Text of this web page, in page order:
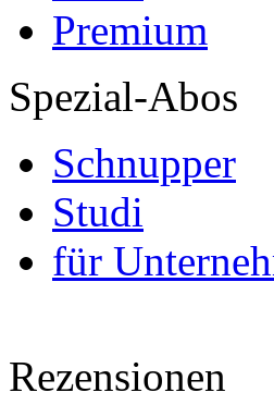
Premium
Spezial-Abos
Schnupper
Studi
für
Rezensionen